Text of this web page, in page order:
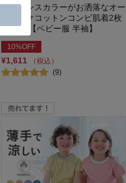
ニュアンスカラーがお洒落なオー
ガニックコットンコンビ肌着2枚
セット 【ベビー服 半袖】
10%OFF
¥1,611
（税込）
(9)